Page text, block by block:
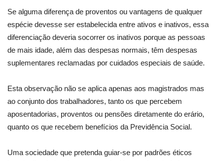
Se alguma diferença de proventos ou vantagens de qualquer
espécie devesse ser estabelecida entre ativos e inativos, essa
diferenciação deveria socorrer os inativos porque as pessoas
de mais idade, além das despesas normais, têm despesas
suplementares reclamadas por cuidados especiais de saúde.
Esta observação não se aplica apenas aos magistrados mas
ao conjunto dos trabalhadores, tanto os que percebem
aposentadorias, proventos ou pensões diretamente do erário,
quanto os que recebem benefícios da Previdência Social.
Uma sociedade que pretenda guiar-se por padrões éticos